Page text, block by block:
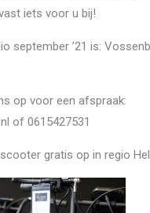
iets voor u bij!
september ’21 is:
op voor een afspraak:
of 0615427531
gratis op in regio